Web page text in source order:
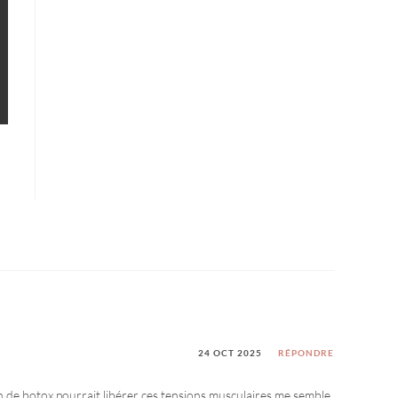
24 OCT 2025 RÉPONDRE